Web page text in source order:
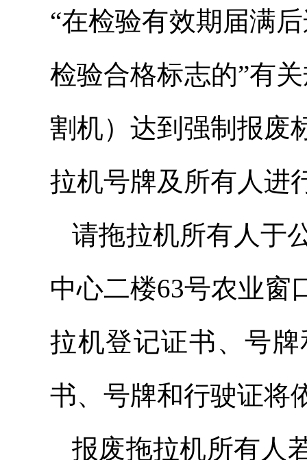
“在检验有效期届满
检验合格标志的”有
割机）达到强制报废
拉机号牌及所有人进
请拖拉机所有人于
中心二楼63号农业窗
拉机登记证书、号
书、号牌和行驶证将
报废拖拉机所有人